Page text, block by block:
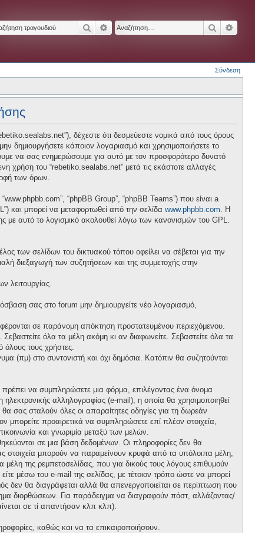
ΑναζήτησηΕιδική αναζήτηση
Σύνδεση
δέχεστε ότι δεσμεύεστε νομικά από τους όρους
δημιουργήσετε κάποιον λογαριασμό και χρησιμοποιήσετε το
να σας ενημερώσουμε για αυτό με τον προσφορότερο δυνατό
χρήση του “rebetiko.sealabs.net” μετά τις εκάστοτε αλλαγές
των όρων.
“www.phpbb.com”, “phpBB Group”, “phpBB Teams”) που είναι a
και μπορεί να μεταφορτωθεί από την σελίδα www.phpbb.com. Η
με αυτό το λογισμικό ακολουθεί λόγω των κανονισμών του GPL.
των σελίδων του δικτυακού τόπου οφείλει να σέβεται για την
διεξαγωγή των συζητήσεων και της συμμετοχής στην
λειτουργίας.
σας στο forum μην δημιουργείτε νέο λογαριασμό,
σε παράνομη απόκτηση προστατευμένου περιεχόμενου.
όλα τα μέλη ακόμη κι αν διαφωνείτε. Σεβαστείτε όλα τα
τους χρήστες.
(πμ) στο συντονιστή και όχι δημόσια. Κατόπιν θα συζητούνται
να συμπληρώσετε μια φόρμα, επιλέγοντας ένα όνομα
αλληλογραφίας (e-mail), η οποία θα χρησιμοποιηθεί
σας σταλούν όλες οι απαραίτητες οδηγίες για τη δωρεάν
μπορείτε προαιρετικά να συμπληρώσετε επί πλέον στοιχεία,
και γνωριμία μεταξύ των μελών.
σε μια βάση δεδομένων. Οι πληροφορίες δεν θα
στοιχεία μπορούν να παραμείνουν κρυφά από τα υπόλοιπα μέλη,
της ρεμπετοσελίδας, που για δικούς τους λόγους επιθυμούν
μέσω του e-mail της σελίδας, με τέτοιον τρόπο ώστε να μπορεί
δεν θα διαγράφεται αλλά θα απενεργοποιείται σε περίπτωση που
διορθώσεων. Για παράδειγμα να διαγραφούν πόστ, αλλάζοντας/
σε τί απαντήσαν κλπ κλπ).
καθώς και να τα επικαιροποιήσουν.